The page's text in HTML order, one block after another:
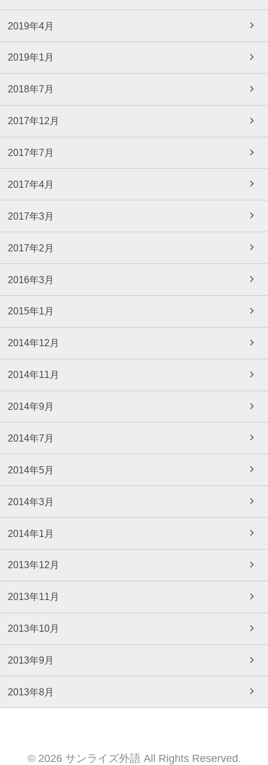
2019年4月
2019年1月
2018年7月
2017年12月
2017年7月
2017年4月
2017年3月
2017年2月
2016年3月
2015年1月
2014年12月
2014年11月
2014年9月
2014年7月
2014年5月
2014年3月
2014年1月
2013年12月
2013年11月
2013年10月
2013年9月
2013年8月
© 2026 サンライズ外語 All Rights Reserved.